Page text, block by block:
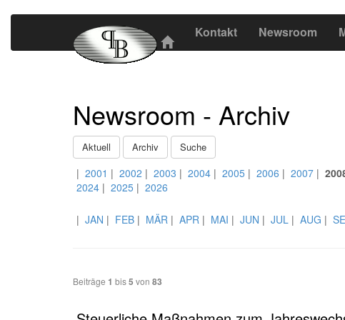
Kontakt Newsroom
Newsroom - Archiv
Aktuell Archiv Suche
| 2001 | 2002 | 2003 | 2004 | 2005 | 2006 | 2007 |
2024 | 2025 | 2026
| JAN | FEB | MÄR | APR | MAI | JUN | JUL | AUG |
Beiträge 1 bis5 von 83